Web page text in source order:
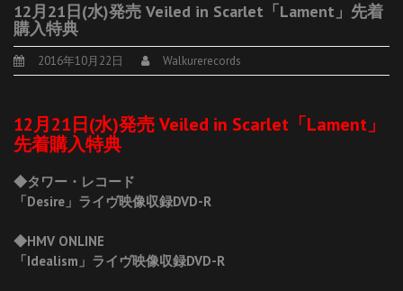
12月21日(水)発売 Veiled in Scarlet「Lament」先着
購入特典
2016年10月22日 Walkurerecords
12月21日(水)発売 Veiled in Scarlet「Lament」
先着購入特典
◆タワー・レコード
「Desire」ライヴ映像収録DVD-R
◆HMV ONLINE
「Idealism」ライヴ映像収録DVD-R